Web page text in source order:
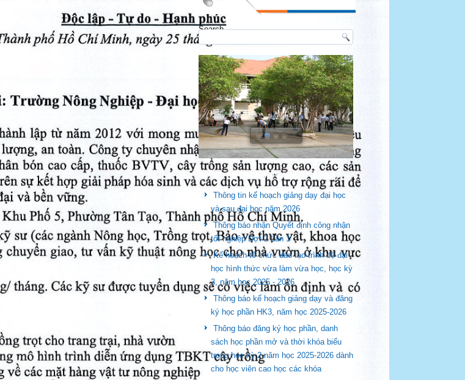
Search
Kế hoạch giảng dạy và thi học kỳ
Thông tin kế hoạch giảng dạy đại học
và sau đại học năm 2026
Thông báo nhận Quyết định công nhận
tốt nghiệp Đợt 2 Lần 1
Kế hoạch tổ chức đào tạo trình độ đại
học hình thức vừa làm vừa học, học kỳ
3, năm học 2025 - 2026
Thông báo kế hoạch giảng dạy và đăng
ký học phần HK3, năm học 2025-2026
Thông báo đăng ký học phần, danh
sách học phần mở và thời khóa biểu
trong học kỳ 2 năm học 2025-2026 dành
cho học viên cao học các khóa